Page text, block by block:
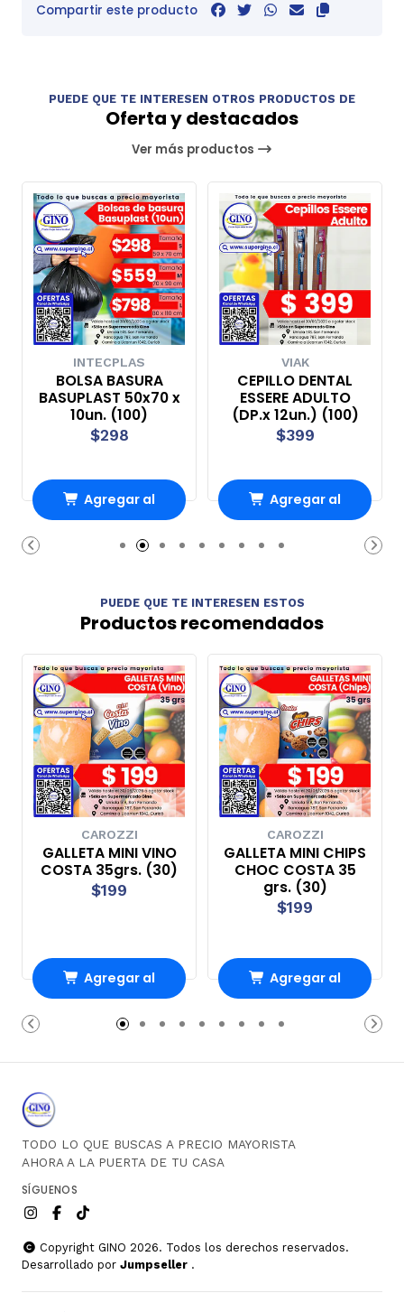
Compartir este producto
PUEDE QUE TE INTERESEN OTROS PRODUCTOS DE
Oferta y destacados
Ver más productos
INTECPLAS
BOLSA BASURA
BASUPLAST 50x70 x
10un. (100)
$298
Agregar al
Carro
VIAK
CEPILLO DENTAL
ESSERE ADULTO
(DP.x 12un.) (100)
$399
Agregar al
Carro
PUEDE QUE TE INTERESEN ESTOS
Productos recomendados
CAROZZI
GALLETA MINI VINO
COSTA 35grs. (30)
$199
Agregar al
Carro
CAROZZI
GALLETA MINI CHIPS
CHOC COSTA 35
grs. (30)
$199
Agregar al
Carro
TODO LO QUE BUSCAS A PRECIO MAYORISTA
AHORA A LA PUERTA DE TU CASA
SÍGUENOS
Copyright GINO 2026. Todos los derechos reservados.
Desarrollado por Jumpseller .